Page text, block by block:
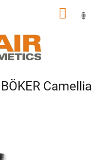
Camellia